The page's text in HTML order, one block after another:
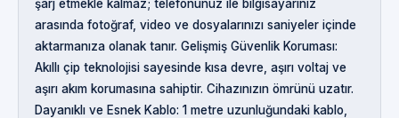
şarj etmekle kalmaz; telefonunuz ile bilgisayarınız
arasında fotoğraf, video ve dosyalarınızı saniyeler içinde
aktarmanıza olanak tanır. Gelişmiş Güvenlik Koruması:
Akıllı çip teknolojisi sayesinde kısa devre, aşırı voltaj ve
aşırı akım korumasına sahiptir. Cihazınızın ömrünü uzatır.
Dayanıklı ve Esnek Kablo: 1 metre uzunluğundaki kablo,